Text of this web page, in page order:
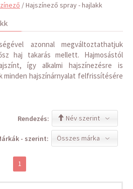
/ Hajszínező spray - hajlakk
azonnal megváltoztathatjuk
haj takarás mellett. Hajmosástól
így alkalmi hajszínezésre is
minden hajszínárnyalat felfrissítésére
Név szerint
Rendezés:
Összes márka
- szerint:
1